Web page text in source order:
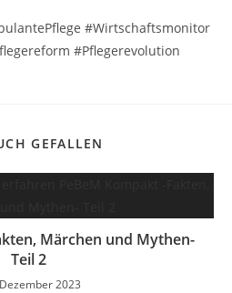
#Wirtschaftsmonitor
#Pflegerevolution
GEFALLEN
Märchen und Mythen-
Teil 2
2023